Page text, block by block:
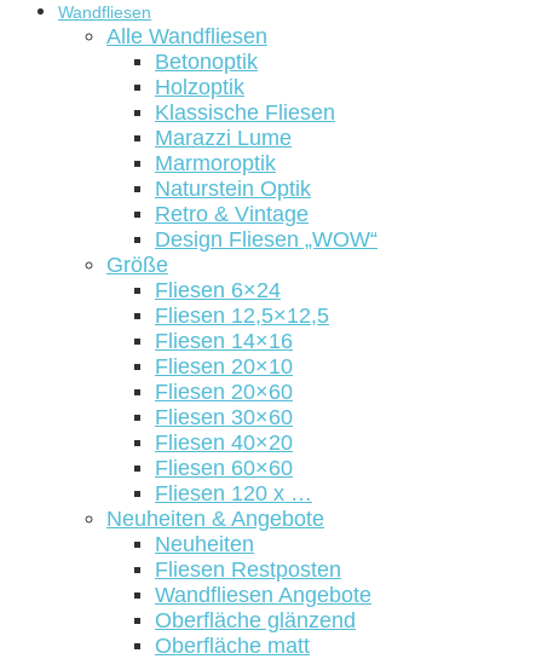
Wandfliesen
Alle Wandfliesen
Betonoptik
Holzoptik
Klassische Fliesen
Marazzi Lume
Marmoroptik
Naturstein Optik
Retro & Vintage
Design Fliesen „WOW“
Größe
Fliesen 6×24
Fliesen 12,5×12,5
Fliesen 14×16
Fliesen 20×10
Fliesen 20×60
Fliesen 30×60
Fliesen 40×20
Fliesen 60×60
Fliesen 120 x …
Neuheiten & Angebote
Neuheiten
Fliesen Restposten
Wandfliesen Angebote
Oberfläche glänzend
Oberfläche matt